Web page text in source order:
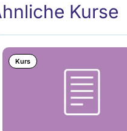
Kurse
Kurs